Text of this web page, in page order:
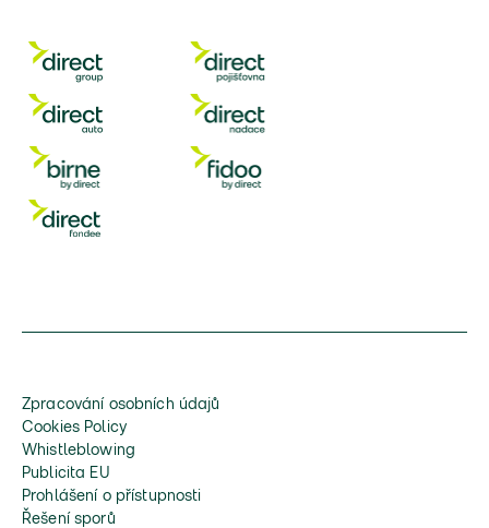
Zpracování osobních údajů
Cookies Policy
Whistleblowing
Publicita EU
Prohlášení o přístupnosti
Řešení sporů